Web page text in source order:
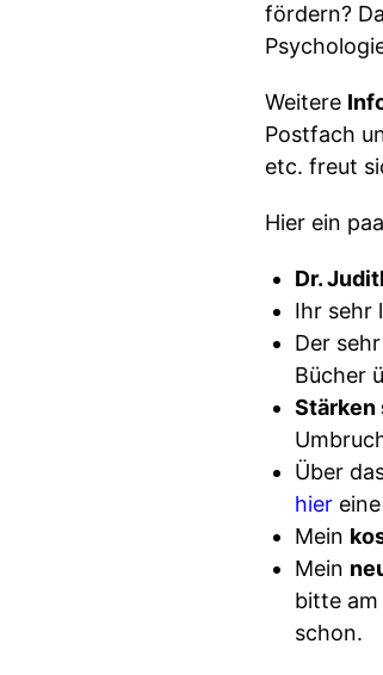
fördern?
Weitere
Postfach
etc. freut
Hier ein
Dr.
Ihr sehr
Der
Bücher
Stärken
Über
hier
Mein
Mein
bitte am
schon.